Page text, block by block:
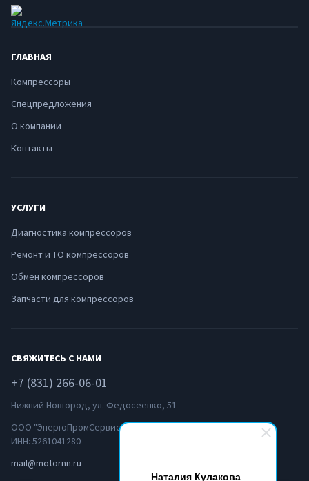
Наталия Кулакова
ГЛАВНАЯ
Компрессоры
Спецпредложения
О компании
Контакты
УСЛУГИ
Диагностика компрессоров
Ремонт и ТО компрессоров
Обмен компрессоров
Запчасти для компрессоров
СВЯЖИТЕСЬ С НАМИ
+7 (831) 266-06-01
Нижний Новгород, ул. Федосеенко, 51
ООО "ЭнергоПромСервис-НН"
ИНН: 5261041280
mail@motornn.ru